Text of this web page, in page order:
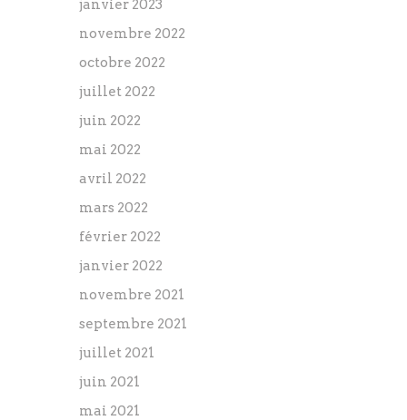
janvier 2023
novembre 2022
octobre 2022
juillet 2022
juin 2022
mai 2022
avril 2022
mars 2022
février 2022
janvier 2022
novembre 2021
septembre 2021
juillet 2021
juin 2021
mai 2021